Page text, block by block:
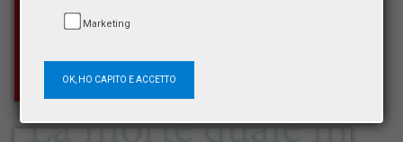
Marketing
OK, HO CAPITO E ACCETTO